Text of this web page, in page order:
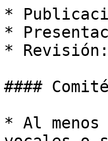
*
*
* Revisión:
####
* Al